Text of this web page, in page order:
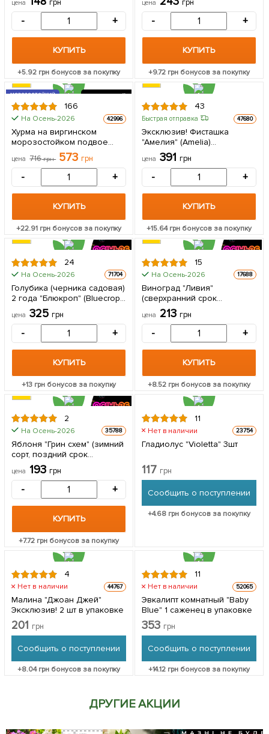
цена грн
- +
КУПИТЬ
+5.92 грн бонусов за покупку
упаковке
цена грн
- +
КУПИТЬ
+9.72 грн бонусов за покупку
2Х ЛЕТНИЙ
20
МОРОЗОСТОЙКИЙ
ПРИВИТОЙ
166
На Осень-2026 42996
Хурма на виргинском
морозостойком подвое
"Божий дар" высший сорт!
2х-летний саженец в
цена 716грн 573 грн
- +
КУПИТЬ
+22.91 грн бонусов за покупку
43
Быстрая отправка 47680
Эксклюзив! Фисташка
"Амелия" (Amelia)
(высокоурожайный,
морозостойкий сорт) 1
саженец в упаковке
цена 391 грн
- +
КУПИТЬ
+15.64 грн бонусов за покупку
КРУПНОМЕР
24
На Осень-2026 71704
Голубика (черника садовая)
2 года "Блюкроп" (Bluecrop)
С2 высота 50-60см 1
саженец в упаковке
цена 325грн
- +
КУПИТЬ
+13 грн бонусов за покупку
15
На Осень-2026 17688
Виноград "Ливия"
(сверхранний срок
созревания, имеет
большие грозди с
крупными розовыми
ягодами) 1 саженец в
упаковке
цена 213 грн
- +
КУПИТЬ
+8.52 грн бонусов за покупку
2
На Осень-2026 35788
Яблоня "Грин схем" (зимний
сорт, поздний срок
созревания) 1 шт в
упаковке
цена 193грн
- +
КУПИТЬ
+7.72 грн бонусов за покупку
11
Нет в наличии 23754
Гладиолус "Violetta" 3шт
117 грн
Сообщить о поступлении
+4.68 грн бонусов за покупку
4
Нет в наличии 44767
Малина "Джоан Джей"
Эксклюзив! 2 шт в упаковке
201 грн
Сообщить о поступлении
+8.04 грн бонусов за покупку
11
Нет в наличии 52065
Эвкалипт комнатный "Baby
Blue" 1 саженец в упаковке
353 грн
Сообщить о поступлении
+14.12 грн бонусов за покупку
ДРУГИЕ АКЦИИ